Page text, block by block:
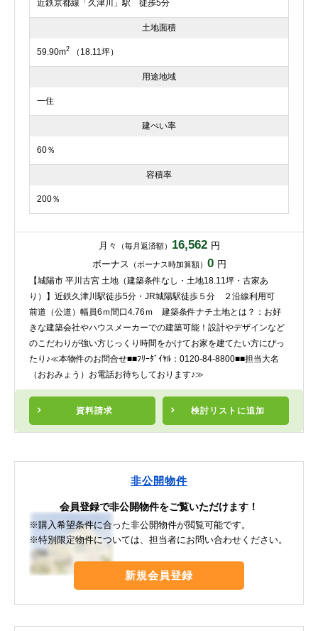
近鉄京都線「久津川」駅 徒歩5分
土地面積
59.90m2 （18.11坪）
用途地域
一住
建ぺい率
60％
容積率
200％
月々 （毎月返済額） 16,562 円
ボーナス （ボーナス時加算額） 0 円
資料請求 検討リスト に追加
【城陽市 平川古宮 土地（建築条件なし・土地18.11坪・古家あ
り）】近鉄久津川駅徒歩5分・JR城陽駅徒歩５分 ２沿線利用可
前道（公道）幅員6ｍ間口4.76ｍ 建築条件ナチ土地とは？：お好
きな建築会社やハウスメーカーでの建築可能！設計やデザインなど
のこだわりが強い方じっくり時間をかけてお家を建てたい方にぴっ
たり♪≪本物件のお問合せ■■ﾌﾘｰﾀﾞｲﾔﾙ：0120-84-8800■■担当大名
（おおみょう）お電話お待ちしております♪≫
非公開物件
会員登録で非公開物件をご覧いただけます！
※購入希望条件に合った非公開物件が閲覧可能です。
※特別限定物件については、担当者にお問い合わせください。
新規会員登録